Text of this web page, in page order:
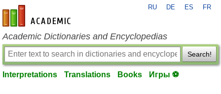
en-academic.com
RU DE ES FR
Academic Dictionaries and Encyclopedias
Search!
Interpretations Translations Books Игры ⚽